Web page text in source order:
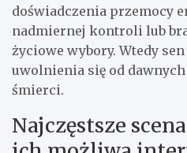
doświadczenia przemocy
nadmiernej kontroli lub
życiowe wybory. Wtedy
uwolnienia się od
śmierci.
Najczęstsze